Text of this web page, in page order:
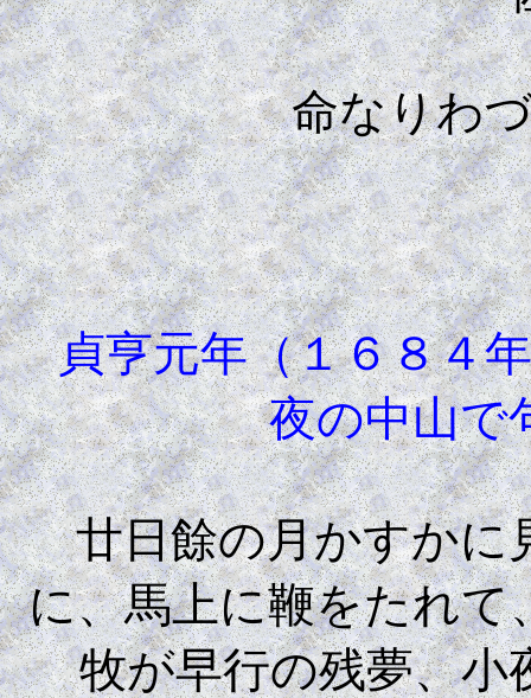
命なりわ
貞亨元年（１６８４年
夜の中山で
廿日餘の月かすかに
に、馬上に鞭をたれて
牧が早行の残夢、小